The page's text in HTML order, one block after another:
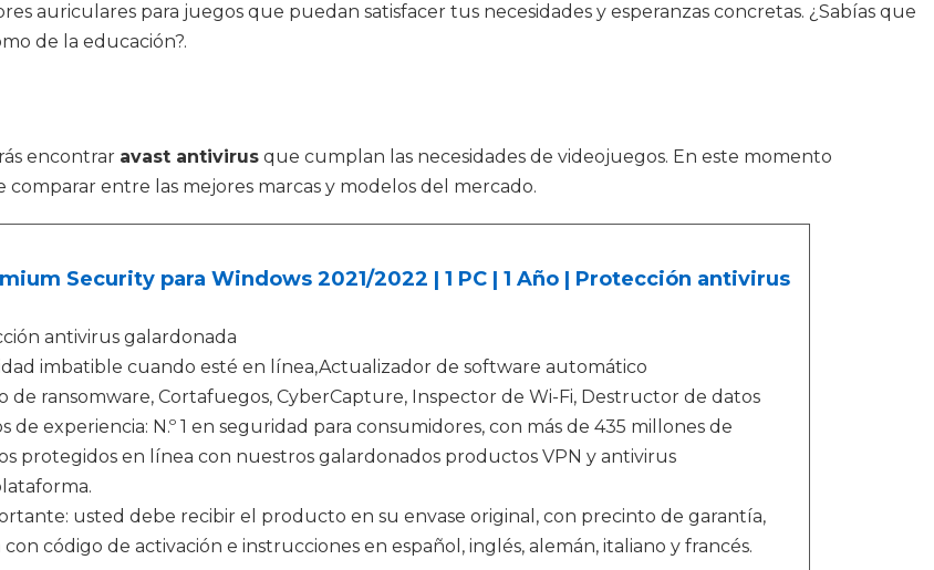
auriculares para juegos que puedan satisfacer tus necesidades y esperanzas concretas. ¿Sabías que
de la educación?.
encontrar avast antivirus que cumplan las necesidades de videojuegos. En este momento
entre las mejores marcas y modelos del mercado.
Security para Windows 2021/2022 | 1 PC | 1 Año | Protección antivirus
antivirus galardonada
imbatible cuando esté en línea,Actualizador de software automático
de ransomware, Cortafuegos, CyberCapture, Inspector de Wi-Fi, Destructor de datos
de experiencia: N.º 1 en seguridad para consumidores, con más de 435 millones de
protegidos en línea con nuestros galardonados productos VPN y antivirus
usted debe recibir el producto en su envase original, con precinto de garantía,
código de activación e instrucciones en español, inglés, alemán, italiano y francés.